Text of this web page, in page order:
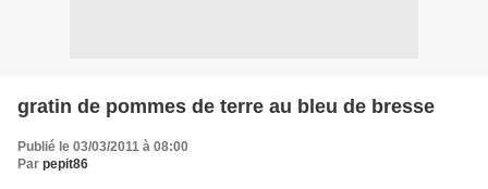
gratin de pommes de terre au bleu de bresse
Publié le 03/03/2011 à 08:00
Par pepit86